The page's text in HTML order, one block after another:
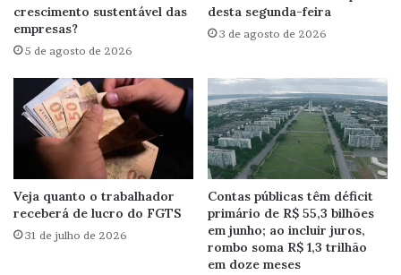
crescimento sustentável das
empresas?
5 de agosto de 2026
desta segunda-feira
3 de agosto de 2026
Veja quanto o trabalhador
receberá de lucro do FGTS
31 de julho de 2026
Contas públicas têm déficit
primário de R$ 55,3 bilhões
em junho; ao incluir juros,
rombo soma R$ 1,3 trilhão
em doze meses